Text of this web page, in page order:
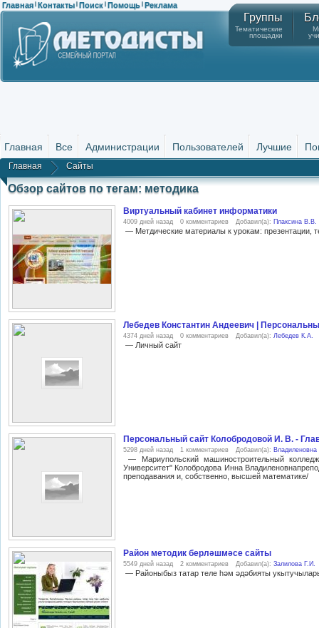
Главная | Контакты | Поиск | Помощь | Реклама
Группы
Тематические
площадки
Главная Все Администрации Пользователей Лучшие
Главная Сайты
Обзор сайтов по тегам: методика
Виртуальный кабинет информатики
4009 дней назад 0 комментариев Добавил(а): Плаксина В.В.
— Метдические материалы к урокам: презентации,
Лебедев Константин Андеевич |
4374 дней назад 0 комментариев Добавил(а): Лебедев К.А.
— Личный сайт
Персональный сайт Колобродовой И. В. -
5298 дней назад 1 комментариев Добавил(а):
— Мариупольский машиностроительный
Университет" Колобродова Инна
преподавания и, собственно, высшей математике/
Район методик берләшмәсе сайты
5549 дней назад 2 комментариев Добавил(а): Залилова Г.И.
— Районыбыз татар теле һәм әдәбияты